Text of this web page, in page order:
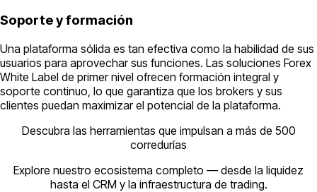
Soporte y formación
Una plataforma sólida es tan efectiva como la habilidad de sus
usuarios para aprovechar sus funciones. Las soluciones Forex
White Label de primer nivel ofrecen formación integral y
soporte continuo, lo que garantiza que los brokers y sus
clientes puedan maximizar el potencial de la plataforma.
Descubra las herramientas que impulsan a más de 500
corredurías
Explore nuestro ecosistema completo — desde la liquidez
hasta el CRM y la infraestructura de trading.